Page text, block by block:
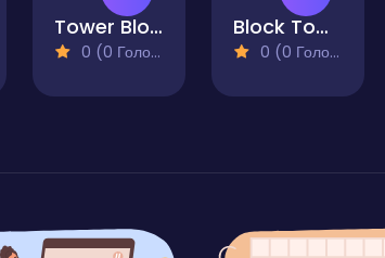
Tower Blocks Deluxe
0 (0 Голосів)
Block Tower
0 (0 Голосів)